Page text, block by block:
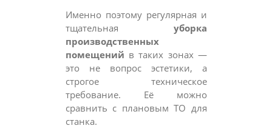
Именно поэтому регулярная и
тщательная уборка
производственных
помещений в таких зонах —
это не вопрос эстетики, а
строгое техническое
требование. Её можно
сравнить с плановым ТО для
станка.